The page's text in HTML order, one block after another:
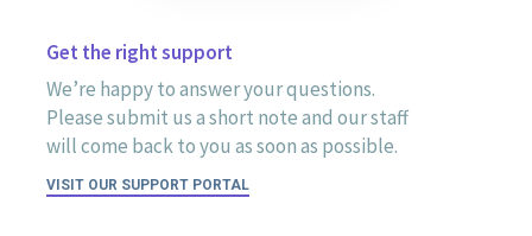
Get the right support
We’re happy to answer your questions.
Please submit us a short note and our staff
will come back to you as soon as possible.
VISIT OUR SUPPORT PORTAL